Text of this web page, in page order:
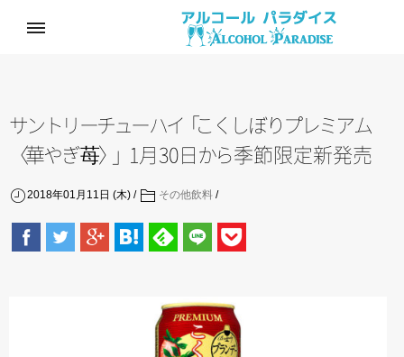
サント リ ーチュ ーハイ「こ く しぼり プレミアム
〈華やぎ苺〉 」 1月30日 から季節限定新発売
2018年01月11日 (木) その他飲料